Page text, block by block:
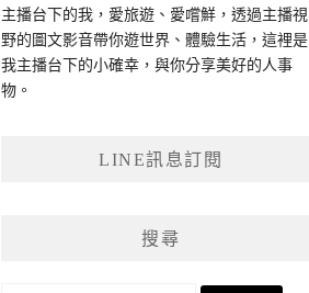
主播台下的我，愛旅遊、愛嚐鮮，透過主播視
野的圖文影音帶你遊世界、體驗生活，這裡是
我主播台下的小確幸，與你分享美好的人事
物。
LINE訊息訂閱
搜尋